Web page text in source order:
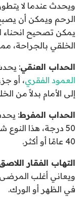
ويحدث عندما لا
الرحم ويمكن أن
يمكن تصحيح انحناء
الخلقي بالجراحة،
الحداب العنقي:
العمود الفقري، أو
إلى الأمام بدلاً من
الحداب المفرط:
50 درجة، هذا
40 عامًا أو أكثر.
التهاب الفقار
ويعاني أغلب
في الظهر أو الورك.